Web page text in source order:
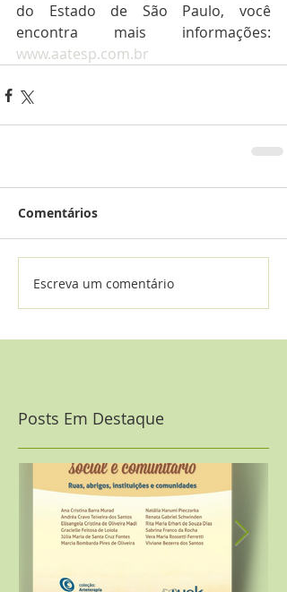
do Estado de São Paulo, você
www.aatesp.com.br
Comentários
Escreva um comentário
Posts Em Destaque